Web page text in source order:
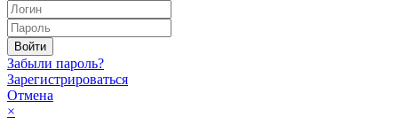
Забыли пароль?
Зарегистрироваться
Отмена
×